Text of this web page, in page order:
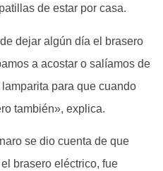
de estar por casa.
dejar algún día el brasero
a acostar o salíamos de
para que cuando
también», explica.
se dio cuenta de que
brasero eléctrico, fue